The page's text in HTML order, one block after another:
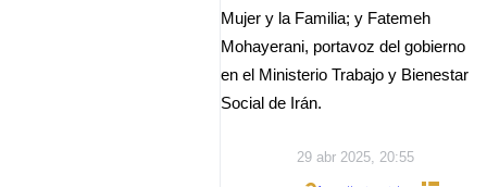
Mujer y la Familia; y Fatemeh
Mohayerani, portavoz del gobierno
en el Ministerio Trabajo y Bienestar
Social de Irán.
29 abr 2025, 20:55